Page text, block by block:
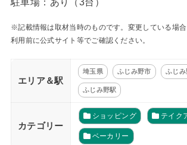
※記載情報は取材当時のものです。変更している場
利用前に公式サイト等でご確認ください。
エリア＆駅
埼玉県 ふじみ野市 ふじみ
ふじみ野駅
カテゴリー
ショッピング テイク
ベーカリー